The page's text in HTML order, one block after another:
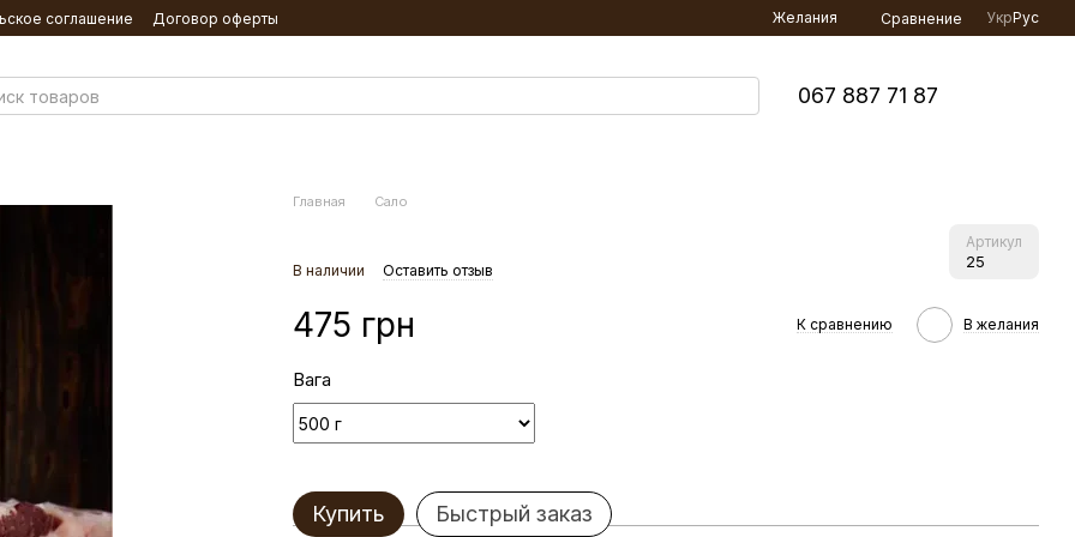
соглашение Договор оферты Желания Сравнение УкрРус
067 887 71 87
Главная Сало
Артикул
25
В наличии Оставить отзыв
475 грн К сравнению В желания
Вага
Купить Быстрый заказ